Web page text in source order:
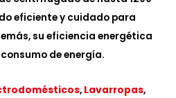
eficiente y cuidado para
su eficiencia energética
de energía.
, Lavarropas,